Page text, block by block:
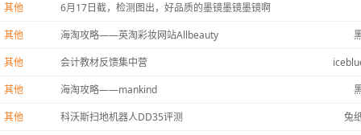
其他
6月17日截，检测图出，好品质的墨镜墨镜墨镜啊
其他
海淘攻略——英淘彩妆网站Allbeauty
其他
会计教材反馈集中营
其他
海淘攻略——mankind
其他
科沃斯扫地机器人DD35评测
兔